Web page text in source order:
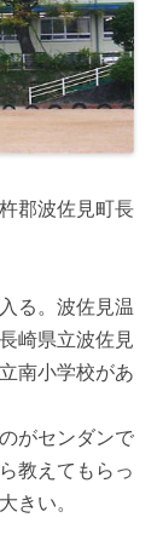
郡波佐見町長
る。波佐見温
崎県立波佐見
南小学校があ
がセンダンで
教えてもらっ
きい。